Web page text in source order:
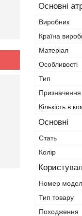
Основні
Виробник
Країна
Матеріал
Особливості
Тип
Призначення
Кількість в
Основні
Стать
Колір
Номер
Тип товару
Походження